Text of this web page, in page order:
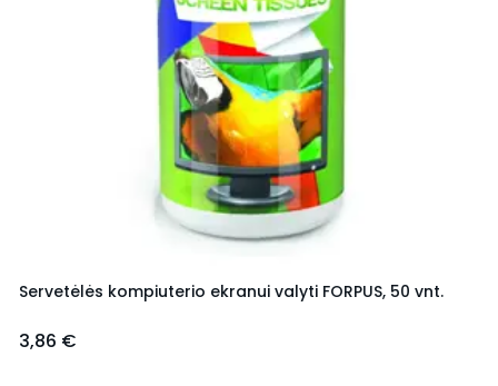
Servetėlės kompiuterio ekranui valyti FORPUS, 50 vnt.
3,86 €